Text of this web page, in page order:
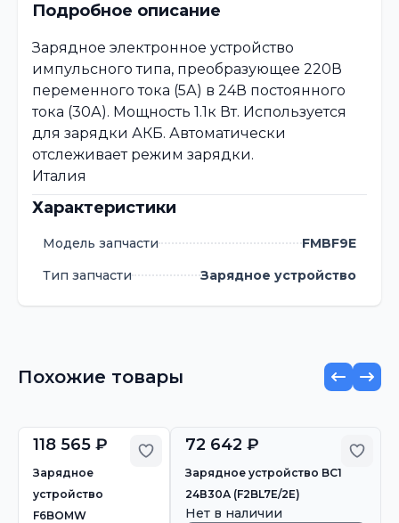
Подробное описание
Зарядное электронное устройство
импульсного типа, преобразующее 220В
переменного тока (5А) в 24В постоянного
тока (30А). Мощность 1.1к Вт. Используется
для зарядки АКБ. Автоматически
отслеживает режим зарядки.
Италия
Характеристики
Модель запчасти
FMBF9E
Тип запчасти
Зарядное устройство
Похожие товары
Добавить в избранное
118 565 ₽
Зарядное
устройство
F6BOMW
72 642 ₽
Зарядное устройство BC1
24В30А (F2BL7E/2E)
Нет в наличии